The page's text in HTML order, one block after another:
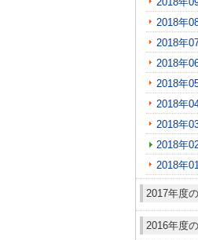
2018年
2018年
2018年
2018年
2018年
2018年
2018年
2018年
2017年度
2016年度